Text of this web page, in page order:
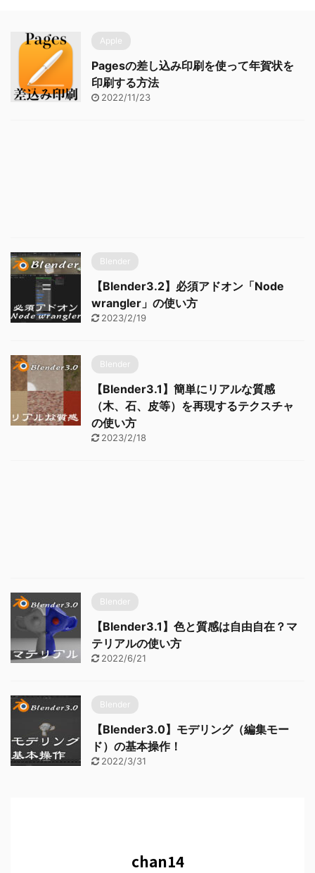
Apple
Pagesの差し込み印刷を使って年賀状を
印刷する方法
2022/11/23
Blender
【Blender3.2】必須アドオン「Node
wrangler」の使い方
2023/2/19
Blender
【Blender3.1】簡単にリアルな質感
（木、石、皮等）を再現するテクスチャ
の使い方
2023/2/18
Blender
【Blender3.1】色と質感は自由自在？マ
テリアルの使い方
2022/6/21
Blender
【Blender3.0】モデリング（編集モー
ド）の基本操作！
2022/3/31
chan14